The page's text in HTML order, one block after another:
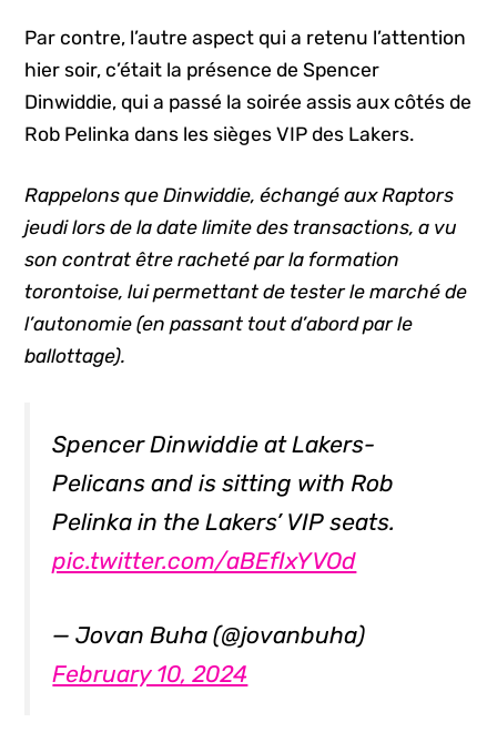
Par contre, l’autre aspect qui a retenu l’attention
hier soir, c’était la présence de Spencer
Dinwiddie, qui a passé la soirée assis aux côtés de
Rob Pelinka dans les sièges VIP des Lakers.
Rappelons que Dinwiddie, échangé aux Raptors
jeudi lors de la date limite des transactions, a vu
son contrat être racheté par la formation
torontoise, lui permettant de tester le marché de
l’autonomie (en passant tout d’abord par le
ballottage).
Spencer Dinwiddie at Lakers-
Pelicans and is sitting with Rob
Pelinka in the Lakers’ VIP seats.
pic.twitter.com/aBEfIxYVOd
— Jovan Buha (@jovanbuha)
February 10, 2024